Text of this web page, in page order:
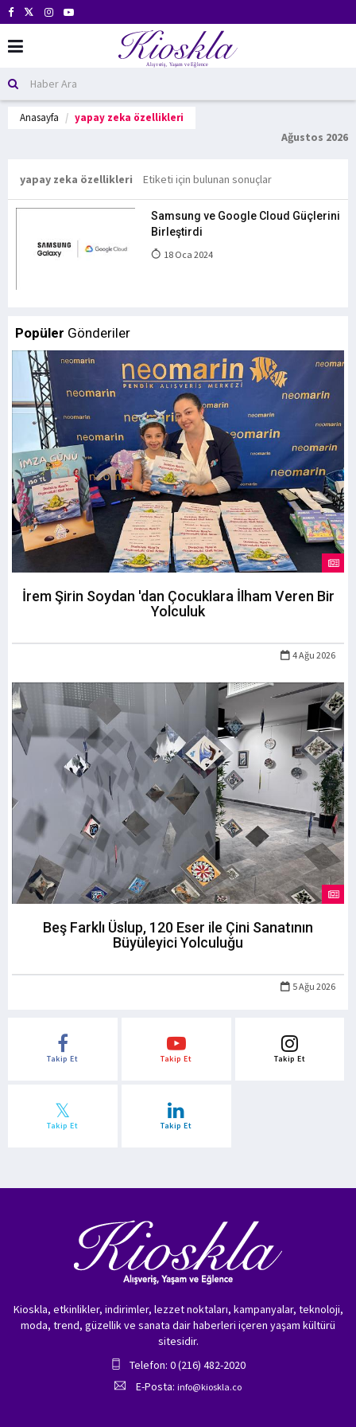
Anasayfa yapay zeka özellikleri
Ağustos 2026
yapay zeka özellikleri Etiketi için bulunan sonuçlar
Samsung ve Google Cloud Güçlerini
Birleştirdi
18 Oca 2024
Popüler Gönderiler
İrem Şirin Soydan 'dan Çocuklara İlham Veren Bir
Yolculuk
4 Ağu 2026
Beş Farklı Üslup, 120 Eser ile Çini Sanatının
Büyüleyici Yolculuğu
5 Ağu 2026
Takip Et Takip Et Takip Et
Takip Et Takip Et
Kioskla, etkinlikler, indirimler, lezzet noktaları, kampanyalar, teknoloji,
moda, trend, güzellik ve sanata dair haberleri içeren yaşam kültürü
sitesidir.
Telefon: 0 (216) 482-2020
E-Posta: info@kioskla.co